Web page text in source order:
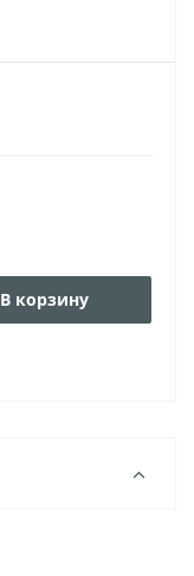
В корзину